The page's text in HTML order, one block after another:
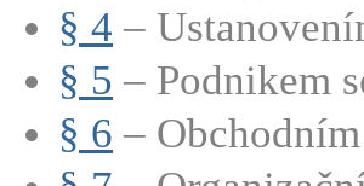
§ 4 –
§ 5 – Podnikem
§ 6 –